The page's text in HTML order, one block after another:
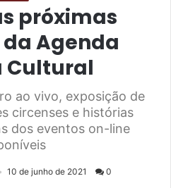
próximas
Agenda
Cultural
ao vivo, exposição de
circenses e histórias
dos eventos on-line
10 de junho de 2021 0